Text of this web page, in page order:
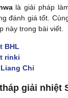
là giải pháp
đánh giá tốt.
này trong bài viết.
BHL
rinki
Chi
giải nhiệt